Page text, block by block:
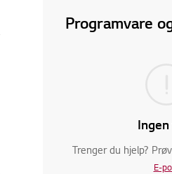
Programvare
Trenger du hjelp?
E-